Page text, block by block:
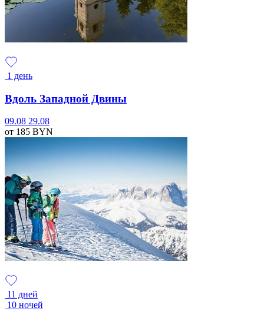
1 день
Вдоль Западной Двины
09.08 29.08
от 185 BYN
11 дней
10 ночей